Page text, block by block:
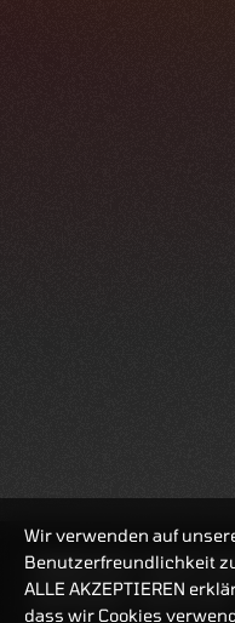
HANDELSZEIT
MO-FR:
ZERTIFIKATE
8:00-22 UHR
Wir verwenden auf
Benutzerfreundlichkeit
ALLE AKZEPTIEREN
dass wir Cookies